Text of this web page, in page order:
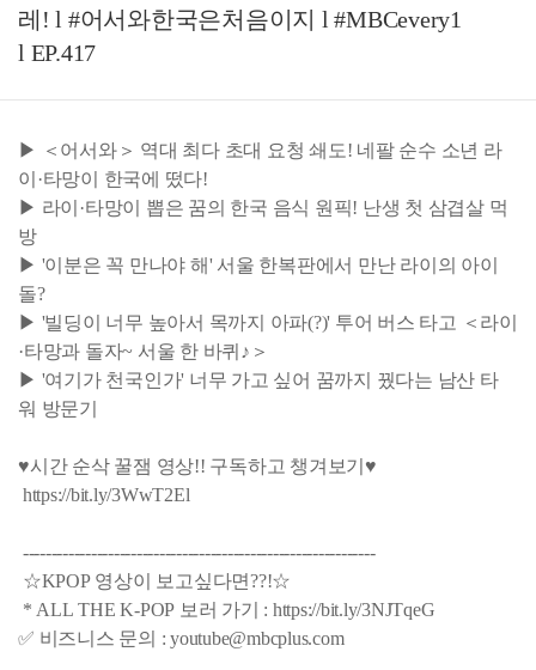
레! l #어서와한국은처음이지 l #MBCevery1
l EP.417
▶ ＜어서와＞ 역대 최다 초대 요청 쇄도! 네팔 순수 소년 라
이·타망이 한국에 떴다!
▶ 라이·타망이 뽑은 꿈의 한국 음식 원픽! 난생 첫 삼겹살 먹
방
▶ '이분은 꼭 만나야 해' 서울 한복판에서 만난 라이의 아이
돌?
▶ '빌딩이 너무 높아서 목까지 아파(?)' 투어 버스 타고 ＜라이
·타망과 돌자~ 서울 한 바퀴♪＞
▶ '여기가 천국인가' 너무 가고 싶어 꿈까지 꿨다는 남산 타
워 방문기
♥시간 순삭 꿀잼 영상!! 구독하고 챙겨보기♥
https://bit.ly/3WwT2El
--------------------------------------------------------------
☆KPOP 영상이 보고싶다면??!☆
* ALL THE K-POP 보러 가기 : https://bit.ly/3NJTqeG
✅ 비즈니스 문의 : youtube@mbcplus.com